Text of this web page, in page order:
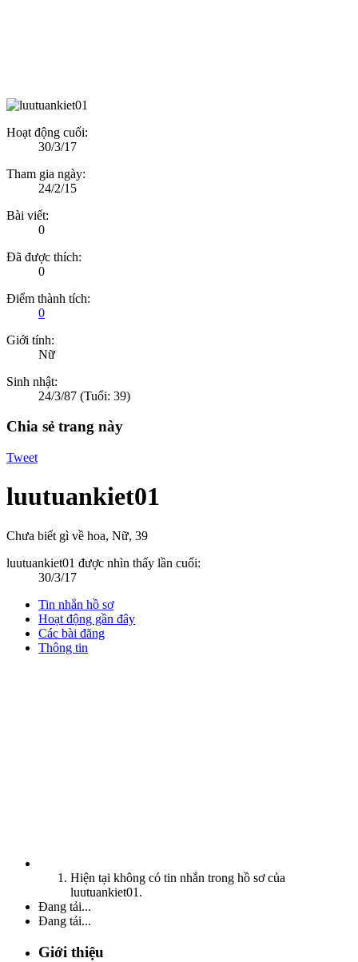
Hoạt động cuối:
30/3/17
Tham gia ngày:
24/2/15
Bài viết:
0
Đã được thích:
0
Điểm thành tích:
0
Giới tính:
Nữ
Sinh nhật:
24/3/87 (Tuổi: 39)
Chia sẻ trang này
Tweet
luutuankiet01
Chưa biết gì về hoa, Nữ, 39
luutuankiet01 được nhìn thấy lần cuối:
30/3/17
Tin nhắn hồ sơ
Hoạt động gần đây
Các bài đăng
Thông tin
Hiện tại không có tin nhắn trong hồ sơ của
luutuankiet01.
Đang tải...
Đang tải...
Giới thiệu